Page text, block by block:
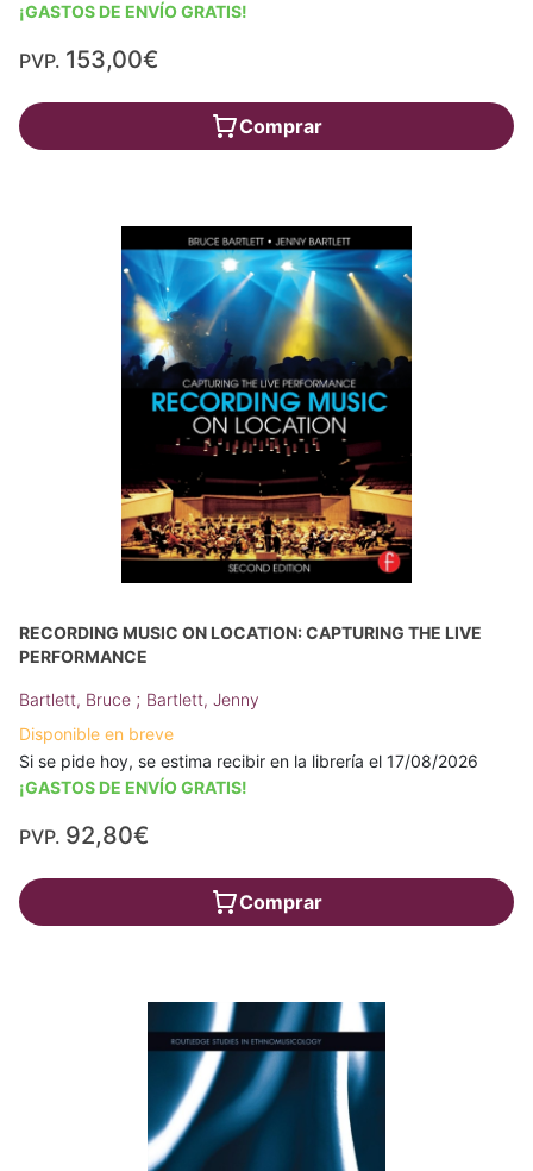
¡GASTOS DE ENVÍO GRATIS!
PVP. 153,00€
Comprar
RECORDING MUSIC ON LOCATION: CAPTURING THE LIVE
PERFORMANCE
Bartlett, Bruce ; Bartlett, Jenny
Disponible en breve
Si se pide hoy, se estima recibir en la librería el 17/08/2026
¡GASTOS DE ENVÍO GRATIS!
PVP. 92,80€
Comprar